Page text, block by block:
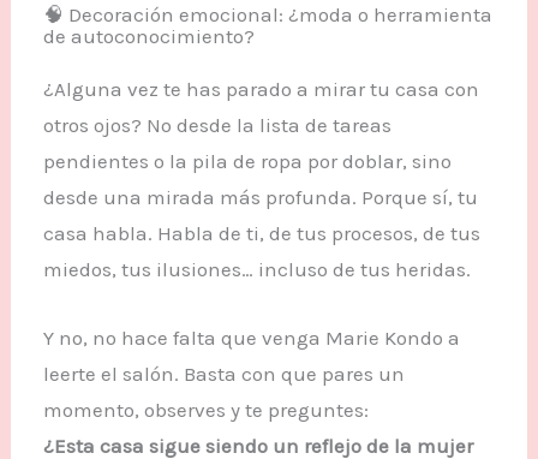
🧠 Decoración emocional: ¿moda o herramienta
de autoconocimiento?
¿Alguna vez te has parado a mirar tu casa con
otros ojos? No desde la lista de tareas
pendientes o la pila de ropa por doblar, sino
desde una mirada más profunda. Porque sí, tu
casa habla. Habla de ti, de tus procesos, de tus
miedos, tus ilusiones… incluso de tus heridas.
Y no, no hace falta que venga Marie Kondo a
leerte el salón. Basta con que pares un
momento, observes y te preguntes:
¿Esta casa sigue siendo un reflejo de la mujer